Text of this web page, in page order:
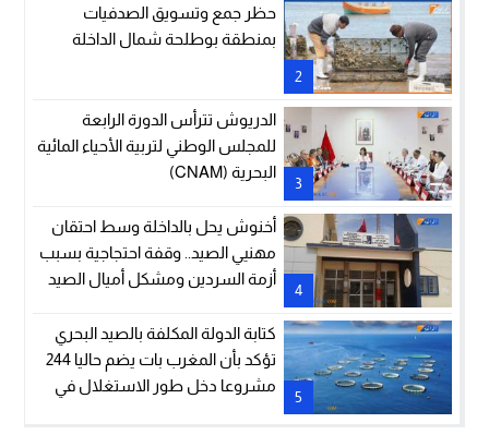
2
حظر جمع وتسويق الصدفيات
بمنطقة بوطلحة شمال الداخلة
3
الدريوش تترأس الدورة الرابعة
للمجلس الوطني لتربية الأحياء المائية
البحرية (CNAM)
4
أخنوش يحل بالداخلة وسط احتقان
مهنيي الصيد.. وقفة احتجاجية بسبب
أزمة السردين ومشكل أميال الصيد
5
كتابة الدولة المكلفة بالصيد البحري
تؤكد بأن المغرب بات يضم حاليا 244
مشروعا دخل طور الاستغلال في